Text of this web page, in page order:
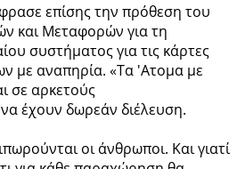
επίσης την πρόθεση του
και Μεταφορών για τη
συστήματος για τις κάρτες
με αναπηρία. «Τα 'Ατομα με
σε αρκετούς
έχουν δωρεάν διέλευση.
οι άνθρωποι. Και γιατί